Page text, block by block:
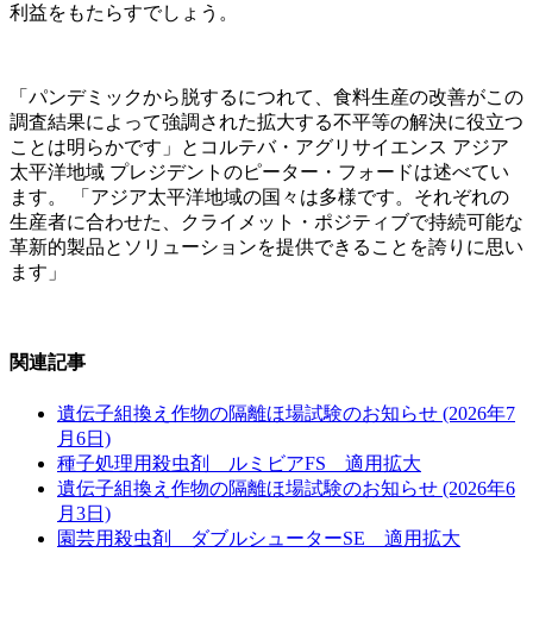
利益をもたらすでしょう。
「パンデミックから脱するにつれて、食料生産の改善がこの
調査結果によって強調された拡大する不平等の解決に役立つ
ことは明らかです」とコルテバ・アグリサイエンス アジア
太平洋地域 プレジデントのピーター・フォードは述べてい
ます。 「アジア太平洋地域の国々は多様です。それぞれの
生産者に合わせた、クライメット・ポジティブで持続可能な
革新的製品とソリューションを提供できることを誇りに思い
ます」
関連記事
遺伝子組換え作物の隔離ほ場試験のお知らせ (2026年7
月6日)
種子処理用殺虫剤 ルミビアFS 適用拡大
遺伝子組換え作物の隔離ほ場試験のお知らせ (2026年6
月3日)
園芸用殺虫剤 ダブルシューターSE 適用拡大